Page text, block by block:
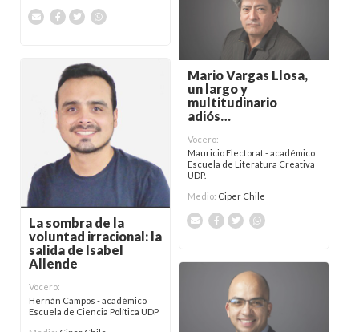
Mario Vargas Llosa,
un largo y
multitudinario
adiós…
Vocero:
Mauricio Electorat - académico
Escuela de Literatura Creativa
UDP.
Medio: Ciper Chile
La sombra de la
voluntad irracional: la
salida de Isabel
Allende
Vocero:
Hernán Campos - académico
Escuela de Ciencia Política UDP